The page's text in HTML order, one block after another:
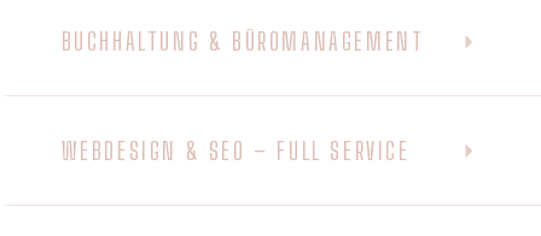
BUCHHALTUNG & BÜROMANAGEMENT
WEBDESIGN & SEO – FULL SERVICE